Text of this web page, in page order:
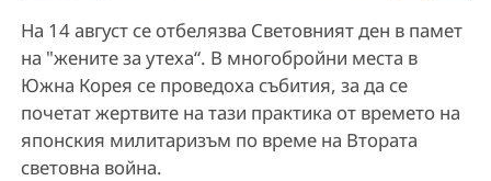
На 14 август се отбелязва Световният ден в памет
на "жените за утеха“. В многобройни места в
Южна Корея се проведоха събития, за да се
почетат жертвите на тази практика от времето на
японския милитаризъм по време на Втората
световна война.